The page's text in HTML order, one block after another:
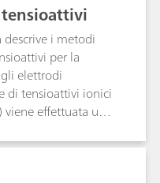
i metodi
per la
elettrodi
di tensioattivi ionici
effettuata una
elettrodi tensioattivi